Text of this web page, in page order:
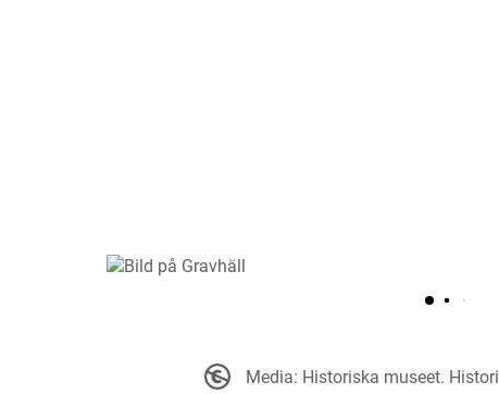
Media: Historiska museet.